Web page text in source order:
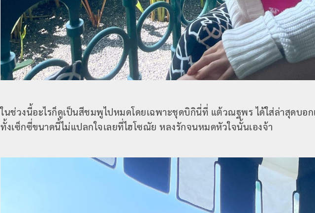
ในช่วงนี้อะไรก็ดูเป็นสีชมพูไปหมดโดยเฉพาะชุดบิกินี่ที่ แต้วณฐพร ได้ใส่ล่าสุดบอก
ทั้งเซ็กซี่ขนาดนี้ไม่แปลกใจเลยที่ไฮโซณัย หลงรักจนหมดหัวใจนั้นเองจ้า